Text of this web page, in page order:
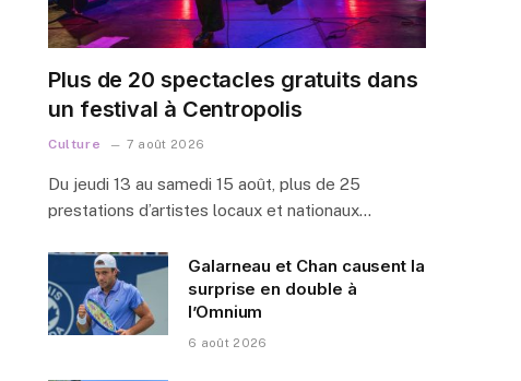
Plus de 20 spectacles gratuits dans
un festival à Centropolis
Culture 7 août 2026
Du jeudi 13 au samedi 15 août, plus de 25
prestations d’artistes locaux et nationaux…
Galarneau et Chan causent la
surprise en double à
l’Omnium
6 août 2026